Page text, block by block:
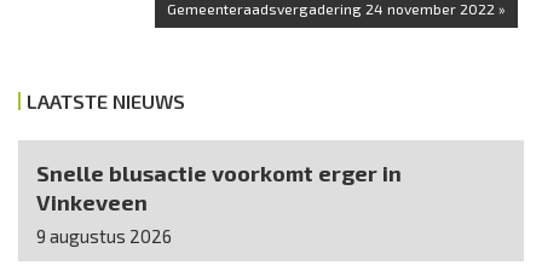
Gemeenteraadsvergadering 24 november 2022 »
LAATSTE NIEUWS
Snelle blusactie voorkomt erger in
Vinkeveen
9 augustus 2026